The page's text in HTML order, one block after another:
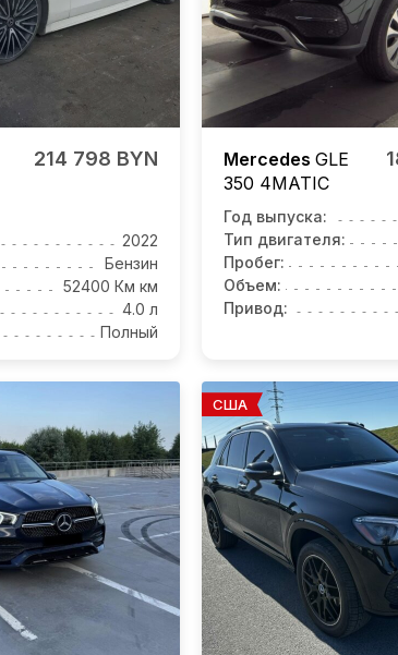
214 798 BYN
2022
Бензин
52400 Км км
4.0 л
Полный
Mercedes GLE
350 4MATIC
Год выпуска:
Тип двигателя:
Пробег:
Объем:
Привод:
США